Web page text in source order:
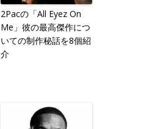
2Pacの「All Eyez On
Me」彼の最高傑作につ
いての制作秘話を8個紹
介